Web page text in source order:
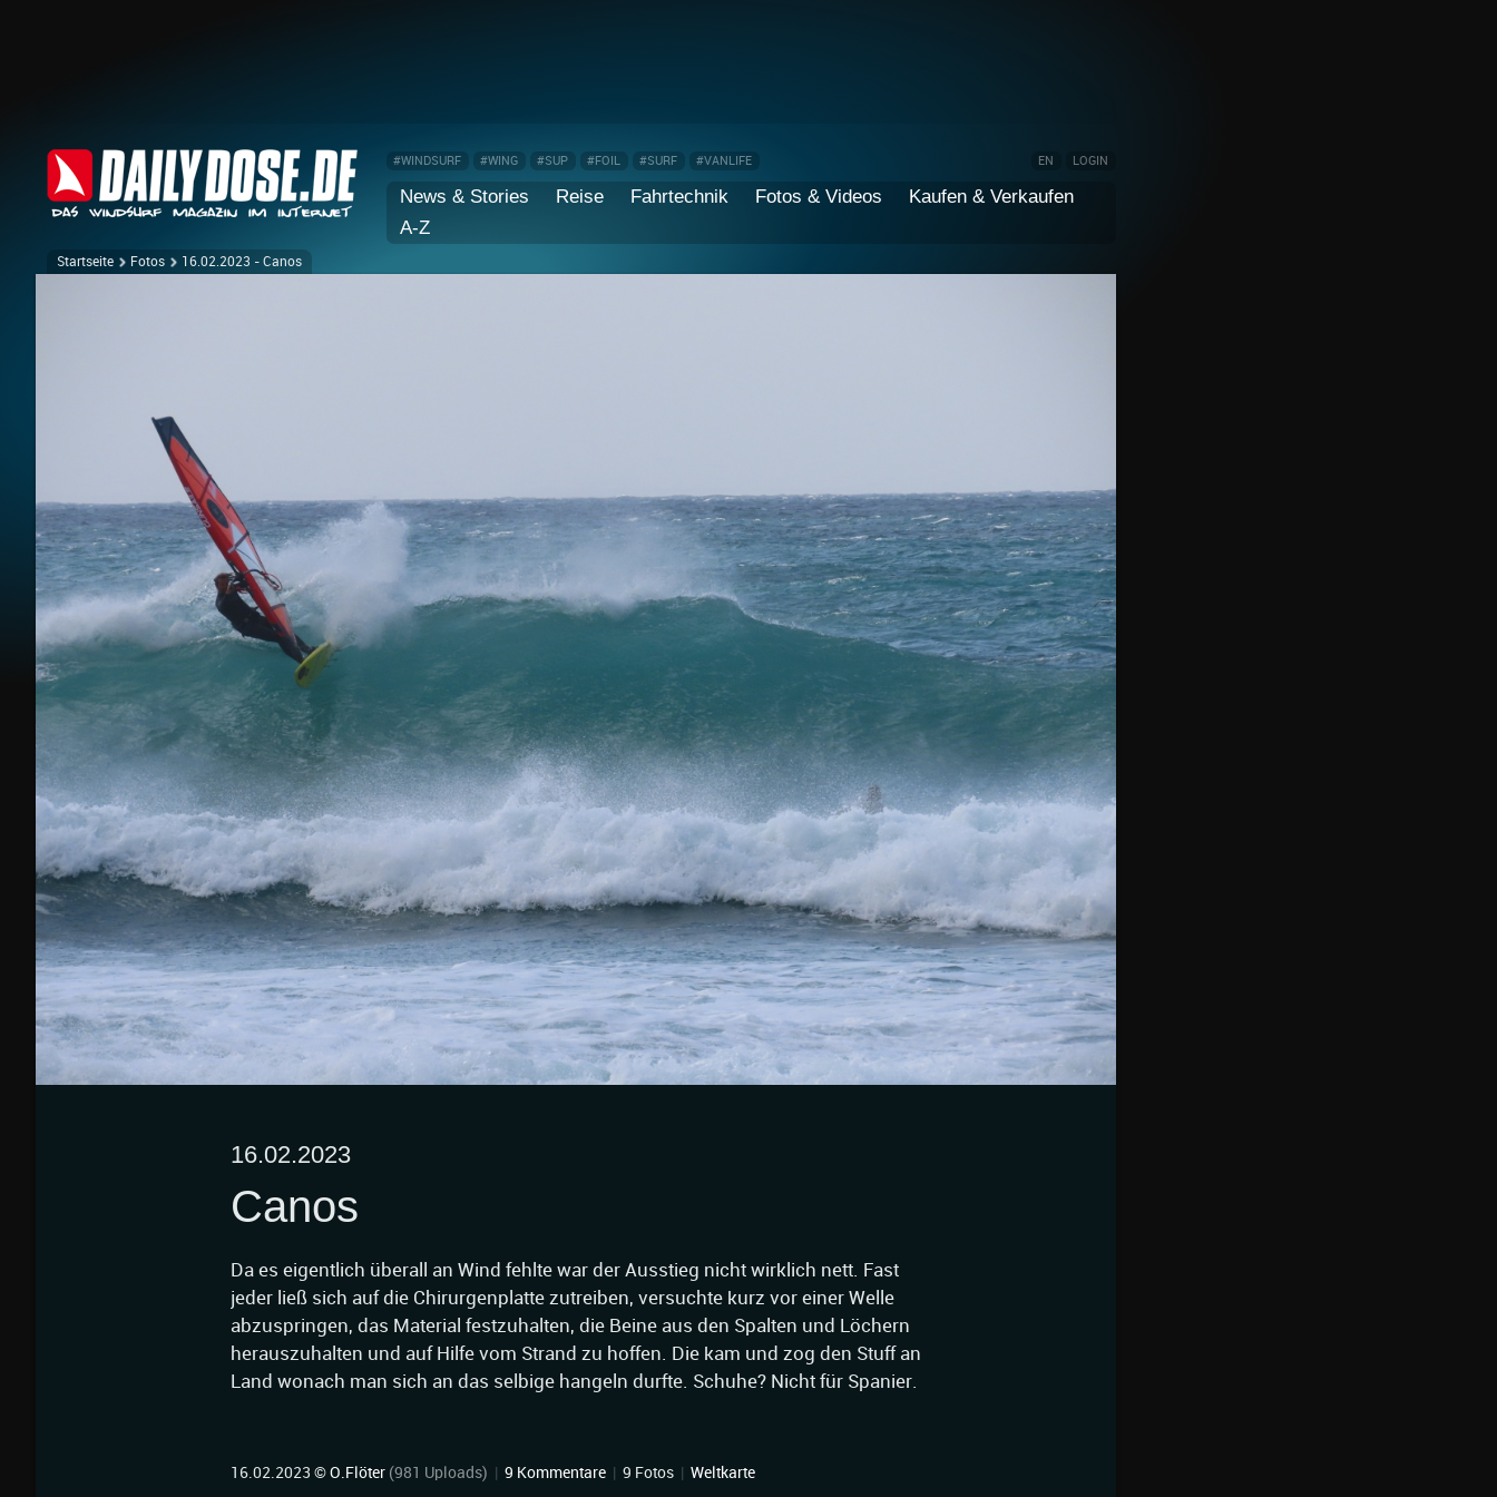
#WINDSURF #WING #SUP #FOIL #SURF #VANLIFE EN LOGIN
News & Stories Reise Fahrtechnik Fotos & Videos
Kaufen & Verkaufen
A-Z
Startseite Fotos 16.02.2023 - Canos
16.02.2023
Canos
Da es eigentlich überall an Wind fehlte war der Ausstieg nicht wirklich nett. Fast
jeder ließ sich auf die Chirurgenplatte zutreiben, versuchte kurz vor einer Welle
abzuspringen, das Material festzuhalten, die Beine aus den Spalten und Löchern
herauszuhalten und auf Hilfe vom Strand zu hoffen. Die kam und zog den Stuff an
Land wonach man sich an das selbige hangeln durfte. Schuhe? Nicht für Spanier.
16.02.2023 ©O.Flöter (981 Uploads) | 9 Kommentare | 9 Fotos | Weltkarte